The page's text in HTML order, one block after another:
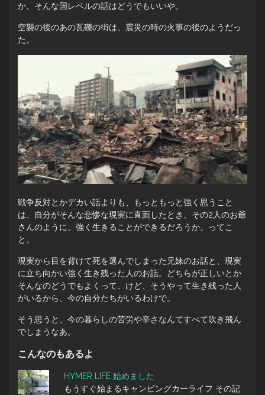
か、そんな国レベルの話はどうでもいいや。
空襲の後のあの瓦礫の街は、震災の時の火事の後のようだっ
た。
戦争反対とかデカい話よりも、もっともっと強く思うこと
は、自分がそんな悲惨な現実に直面したとき、その2人のお爺
さんのように、強く生きることができるだろうか。ってこ
と。
現実から目を背けて死を選んでしまった兄妹のお話と、現実
に立ち向かい強く生き残った人のお話。どちらが正しいとか
そんなのどうでもよくって、けど、そうやって生き残った人
がいるから、今の自分たちがいるわけで。
そう思うと、今の暮らしの苦労や辛さなんてすべて吹き飛ん
でしまうなあ。
こんなのもあるよ
HYMER LIFE 始めました
もうすぐ始まるキャンピングカーライフ その記